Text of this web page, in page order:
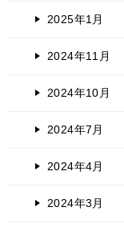
2025年1月
2024年11月
2024年10月
2024年7月
2024年4月
2024年3月